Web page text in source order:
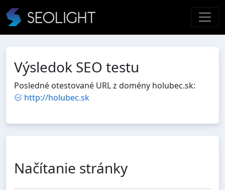
Výsledok SEO testu
Posledné otestované URL z domény holubec.sk:
http://holubec.sk
Načítanie stránky